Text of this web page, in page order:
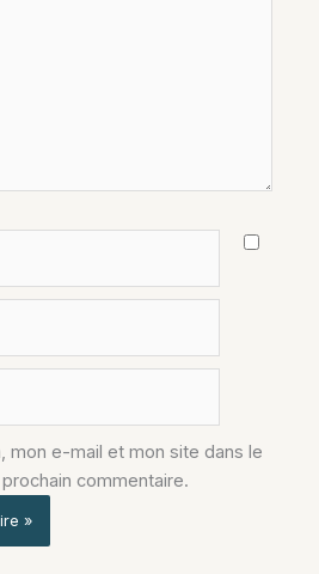
mon e-mail et mon site dans le
commentaire.